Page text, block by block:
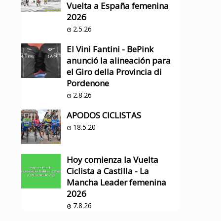
Vuelta a España femenina
2026
2.5.26
El Vini Fantini - BePink
anunció la alineación para
el Giro della Provincia di
Pordenone
2.8.26
APODOS CICLISTAS
18.5.20
Hoy comienza la Vuelta
Ciclista a Castilla - La
Mancha Leader femenina
2026
7.8.26